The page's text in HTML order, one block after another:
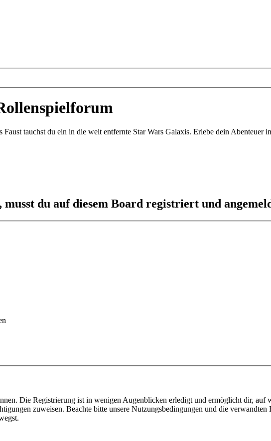
tauchst du ein in die weit entfernte Star Wars Galaxis. Erlebe dein Abenteuer
du auf diesem Board registriert und
Die Registrierung ist in wenigen Augenblicken erledigt und ermöglicht dir,
zuweisen. Beachte bitte unsere Nutzungsbedingungen und die